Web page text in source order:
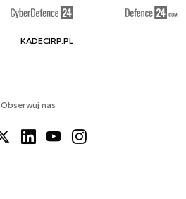
Obserwuj nas
KADECIRP.PL